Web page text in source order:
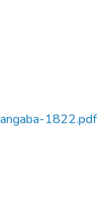
1822.pdf